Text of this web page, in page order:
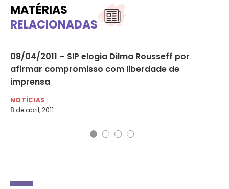
MATÉRIAS
RELACIONADAS
08/04/2011 – SIP elogia Dilma Rousseff por
afirmar compromisso com liberdade de
imprensa
NOTÍCIAS
8 de abril, 2011